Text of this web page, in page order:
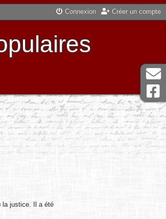
Connexion Créer un compte
la justice. Il a été